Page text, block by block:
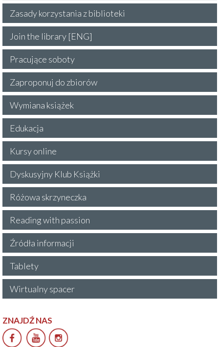
Zasady korzystania z biblioteki
Join the library [ENG]
Pracujące soboty
Zaproponuj do zbiorów
Wymiana książek
Edukacja
Kursy online
Dyskusyjny Klub Książki
Różowa skrzyneczka
Reading with passion
Źródła informacji
Tablety
Wirtualny spacer
ZNAJDŹ NAS